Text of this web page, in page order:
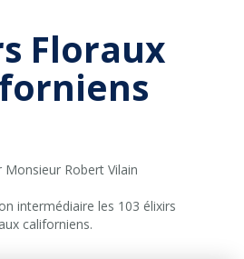
Floraux
Robert Vilain
intermédiaire les 103 élixirs
californiens.